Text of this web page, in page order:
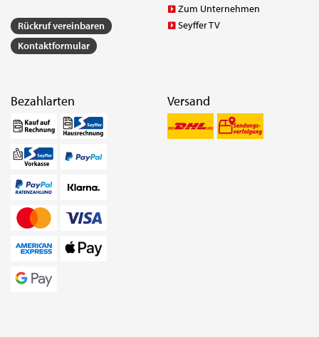
Rückruf vereinbaren
Kontaktformular
Zum Unternehmen
Seyffer TV
Bezahlarten Versand